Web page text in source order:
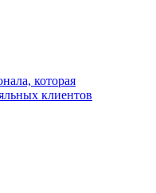
которая
клиентов